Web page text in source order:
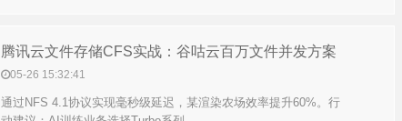
腾讯云文件存储CFS实战：谷咕云百万文件并发方案
05-26 15:32:41
通过NFS 4.1协议实现毫秒级延迟，某渲染农场效率提升60%。行